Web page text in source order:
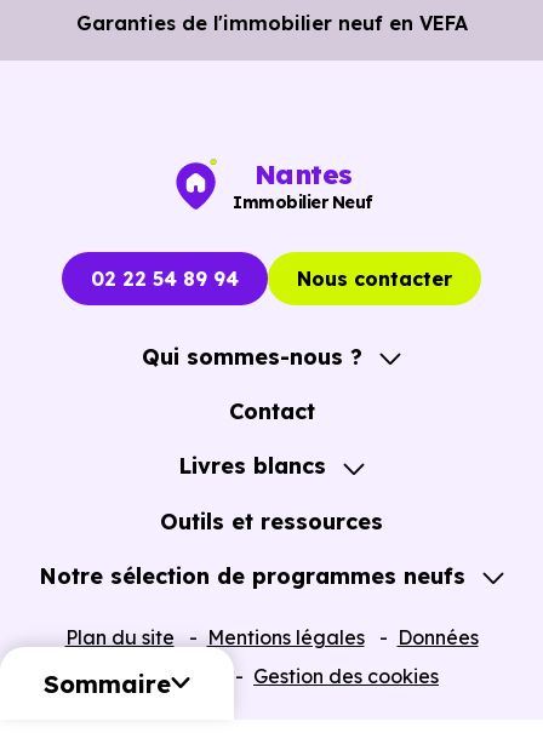
Sommaire
Garanties de l'immobilier neuf en VEFA
Nantes
Immobilier Neuf
02 22 54 89 94 Nous contacter
Qui sommes-nous ?
A propos
Contact
Livres blancs
Guide de l'Achat immobilier neuf en VEFA
Outils et ressources
Notre sélection de programmes neufs
Programmes neufs Dispositif Jeanbrun
Plan du site Mentions légales
Données
personnelles
Gestion des cookies